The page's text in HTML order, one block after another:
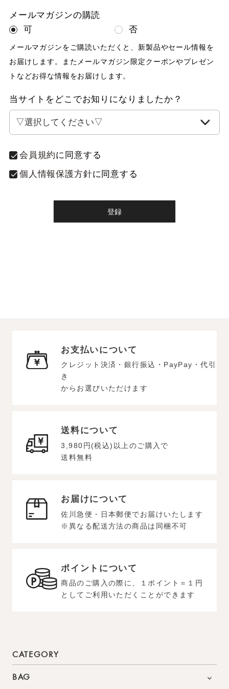
メールマガジンの購読
可
否
メールマガジンをご購読いただくと、新製品やセール情報を
お届けします。またメールマガジン限定クーポンやプレゼン
トなどお得な情報をお届けします。
当サイトをどこでお知りになりましたか？
会員規約に同意する
個人情報保護方針に同意する
登録
お支払いについて
クレジット決済・銀行振込・PayPay・代引
き
からお選びいただけます
送料について
3,980円(税込)以上のご購入で
送料無料
お届けについて
佐川急便・日本郵便でお届けいたします
※異なる配送方法の商品は同梱不可
ポイントについて
商品のご購入の際に、１ポイント＝１円
としてご利用いただくことができます
CATEGORY
BAG